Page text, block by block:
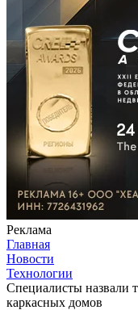
Реклама
Главная
Новости
Технологии
Специалисты назвали
каркасных домов